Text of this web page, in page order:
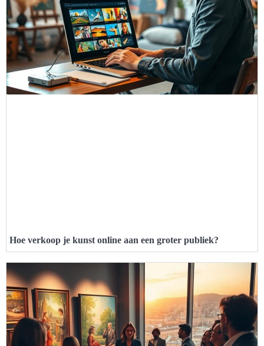
Hoe verkoop je kunst online aan een groter publiek?